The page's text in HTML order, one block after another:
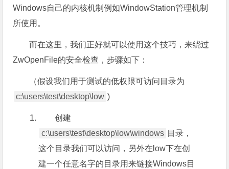
Windows自己的内核机制例如WindowStation管理机制
所使用。
而在这里，我们正好就可以使用这个技巧，来绕过
ZwOpenFile的安全检查，步骤如下：
（假设我们用于测试的低权限可访问目录为
c:\users\test\desktop\low )
创建
c:\users\test\desktop\low\windows 目录，
这个目录我们可以访问，另外在low下在创
建一个任意名字的目录用来链接Windows目